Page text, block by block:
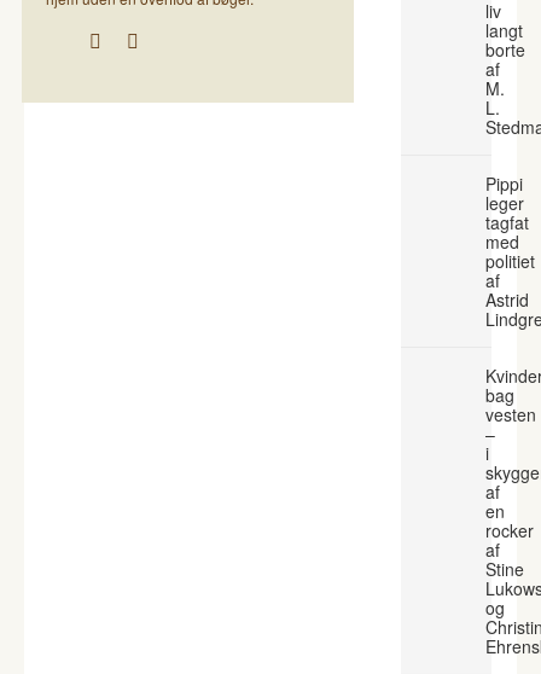
liv
langt
borte
af
M.
L.
Pippi
leger
tagfat
med
politiet
af
Astrid
bag
vesten
–
i
af
en
rocker
af
Stine
og